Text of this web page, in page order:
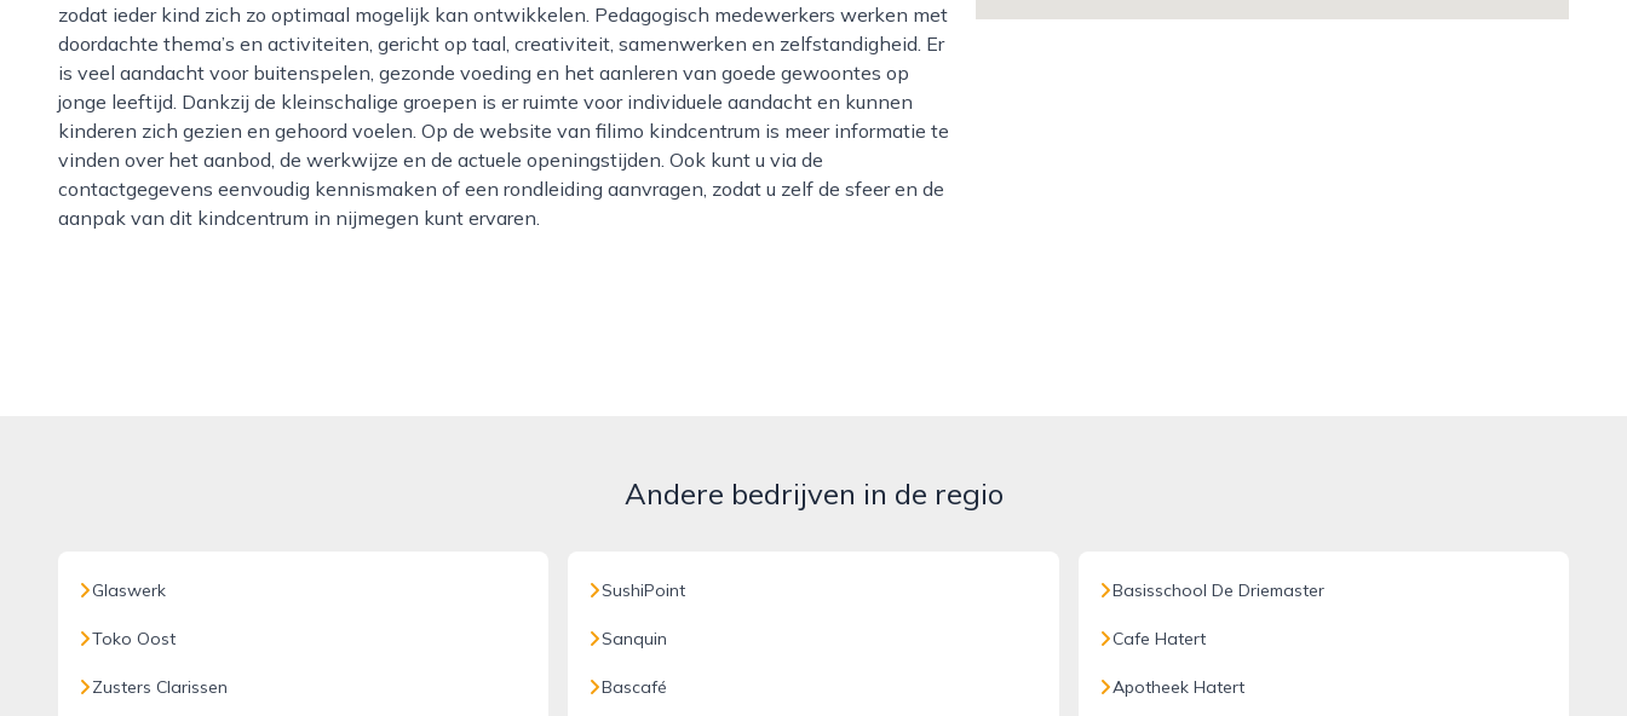
zodat ieder kind zich zo optimaal mogelijk kan ontwikkelen. Pedagogisch medewerkers werken met
doordachte thema’s en activiteiten, gericht op taal, creativiteit, samenwerken en zelfstandigheid. Er
is veel aandacht voor buitenspelen, gezonde voeding en het aanleren van goede gewoontes op
jonge leeftijd. Dankzij de kleinschalige groepen is er ruimte voor individuele aandacht en kunnen
kinderen zich gezien en gehoord voelen. Op de website van filimo kindcentrum is meer informatie te
vinden over het aanbod, de werkwijze en de actuele openingstijden. Ook kunt u via de
contactgegevens eenvoudig kennismaken of een rondleiding aanvragen, zodat u zelf de sfeer en de
aanpak van dit kindcentrum in nijmegen kunt ervaren.
Andere bedrijven in de regio
Glaswerk
Toko Oost
Zusters Clarissen
SushiPoint
Sanquin
Bascafé
Basisschool De Driemaster
Cafe Hatert
Apotheek Hatert